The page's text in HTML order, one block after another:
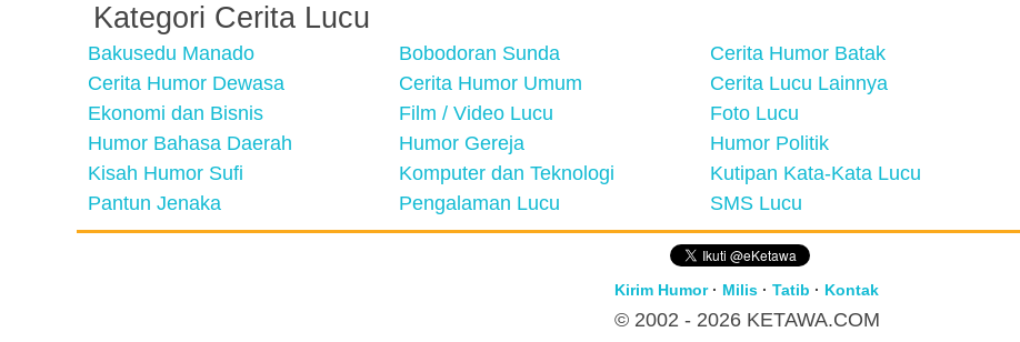
Kategori Cerita Lucu
Bakusedu Manado Bobodoran Sunda Cerita Humor Batak
Cerita Humor Dewasa
Cerita Humor Umum Cerita Lucu Lainnya
Ekonomi dan Bisnis
Film / Video Lucu Foto Lucu
Humor Bahasa Daerah
Humor Gereja Humor Politik
Kisah Humor Sufi
Komputer dan Teknologi Kutipan Kata-Kata Lucu
Pantun Jenaka
Pengalaman Lucu SMS Lucu
Kirim Humor· Milis · Tatib · Kontak
© 2002 - 2026 KETAWA.COM